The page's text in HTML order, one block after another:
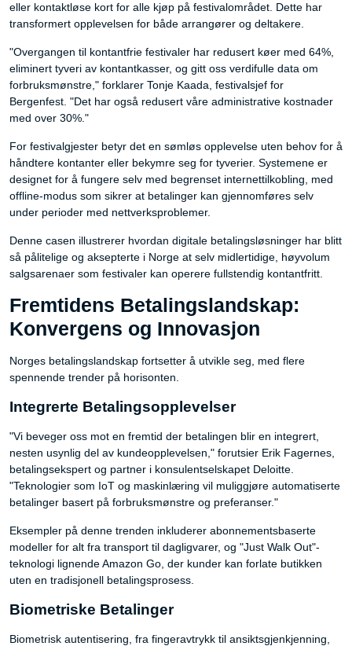
eller kontaktløse kort for alle kjøp på festivalområdet. Dette har
transformert opplevelsen for både arrangører og deltakere.
"Overgangen til kontantfrie festivaler har redusert køer med 64%,
eliminert tyveri av kontantkasser, og gitt oss verdifulle data om
forbruksmønstre," forklarer Tonje Kaada, festivalsjef for
Bergenfest. "Det har også redusert våre administrative kostnader
med over 30%."
For festivalgjester betyr det en sømløs opplevelse uten behov for å
håndtere kontanter eller bekymre seg for tyverier. Systemene er
designet for å fungere selv med begrenset internettilkobling, med
offline-modus som sikrer at betalinger kan gjennomføres selv
under perioder med nettverksproblemer.
Denne casen illustrerer hvordan digitale betalingsløsninger har blitt
så pålitelige og aksepterte i Norge at selv midlertidige, høyvolum
salgsarenaer som festivaler kan operere fullstendig kontantfritt.
Fremtidens Betalingslandskap:
Konvergens og Innovasjon
Norges betalingslandskap fortsetter å utvikle seg, med flere
spennende trender på horisonten.
Integrerte Betalingsopplevelser
"Vi beveger oss mot en fremtid der betalingen blir en integrert,
nesten usynlig del av kundeopplevelsen," forutsier Erik Fagernes,
betalingsekspert og partner i konsulentselskapet Deloitte.
"Teknologier som IoT og maskinlæring vil muliggjøre automatiserte
betalinger basert på forbruksmønstre og preferanser."
Eksempler på denne trenden inkluderer abonnementsbaserte
modeller for alt fra transport til dagligvarer, og "Just Walk Out"-
teknologi lignende Amazon Go, der kunder kan forlate butikken
uten en tradisjonell betalingsprosess.
Biometriske Betalinger
Biometrisk autentisering, fra fingeravtrykk til ansiktsgjenkjenning,